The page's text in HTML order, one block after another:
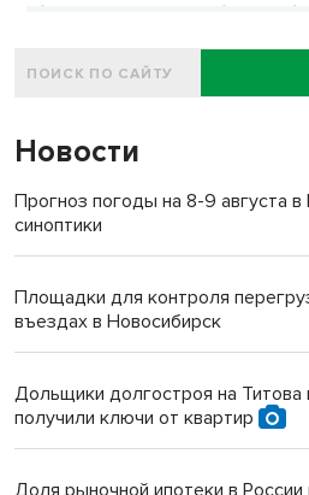
области принял участие губернатор
Новости
Прогноз погоды на 8-9 августа
синоптики
Площадки для контроля
въездах в Новосибирск
Дольщики долгостроя на Титова
получили ключи от квартир
Доля рыночной ипотеки в